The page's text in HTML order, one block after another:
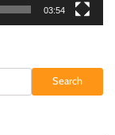
03:54
Search